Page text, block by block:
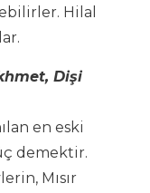
Hilal
Dişi
en eski
demektir.
Mısır